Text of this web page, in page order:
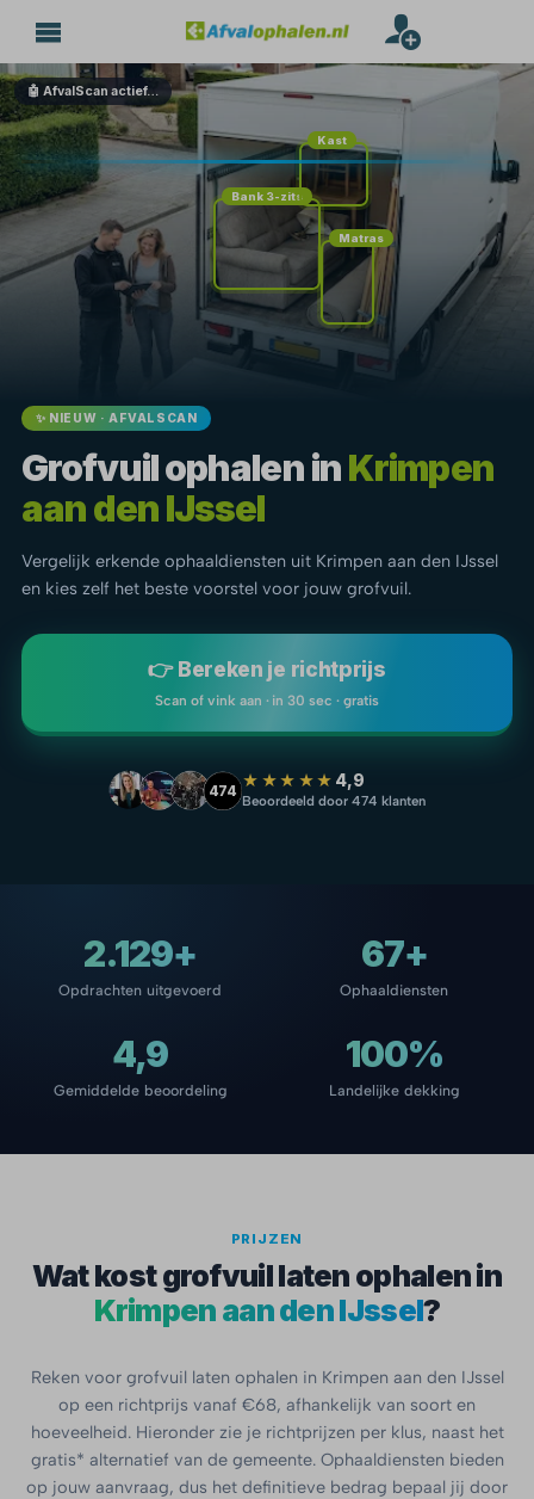
🤖 AfvalScan actief…
Bank 3-zits
Matras
Kast
✨ NIEUW · AFVALSCAN
Grofvuil ophalen inKrimpen
aan den IJssel
Vergelijk erkende ophaaldiensten uit Krimpen aan den IJssel
en kies zelf het beste voorstel voor jouw grofvuil.
👉 Bereken je richtprijs
Scan of vink aan · in 30 sec · gratis
474 ★★★★★ 4,9
Beoordeeld door 474 klanten
2.129+
Opdrachten uitgevoerd
67+
Ophaaldiensten
4,9
Gemiddelde beoordeling
100%
Landelijke dekking
PRIJZEN
Wat kost grofvuil laten ophalen in
Krimpen aan den IJssel?
Reken voor grofvuil laten ophalen in Krimpen aan den IJssel
op een richtprijs vanaf €68, afhankelijk van soort en
hoeveelheid. Hieronder zie je richtprijzen per klus, naast het
gratis* alternatief van de gemeente. Ophaaldiensten bieden
op jouw aanvraag, dus het definitieve bedrag bepaal jij door